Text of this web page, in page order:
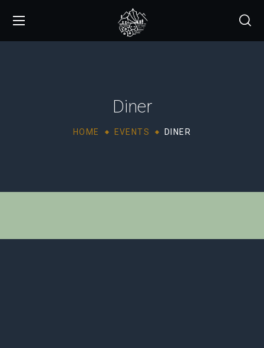
Diner
HOME EVENTS DINER